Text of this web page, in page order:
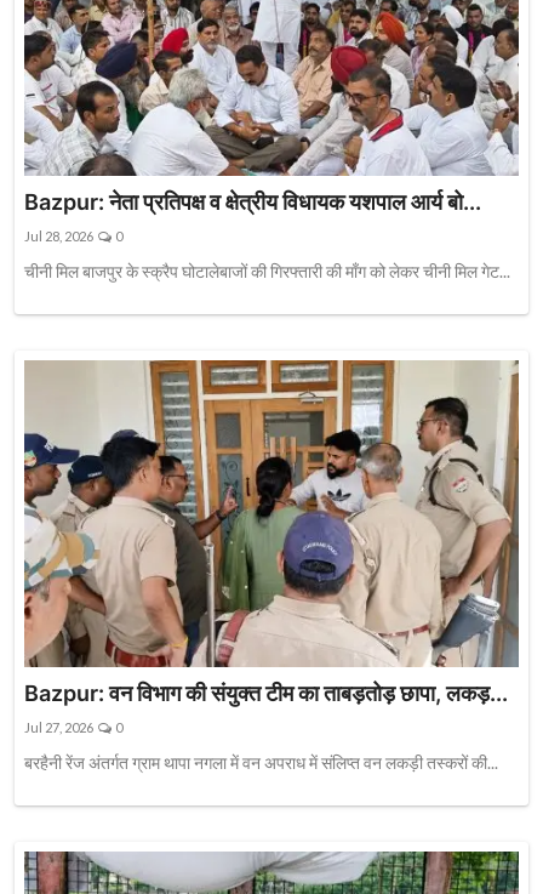
Bazpur: नेता प्रतिपक्ष व क्षेत्रीय विधायक यशपाल आर्य बो...
Jul 28, 2026 0
चीनी मिल बाजपुर के स्क्रैप घोटालेबाजों की गिरफ्तारी की माँग को लेकर चीनी मिल गेट...
Bazpur: वन विभाग की संयुक्त टीम का ताबड़तोड़ छापा, लकड़...
Jul 27, 2026 0
बरहैनी रेंज अंतर्गत ग्राम थापा नगला में वन अपराध में संलिप्त वन लकड़ी तस्करों की...